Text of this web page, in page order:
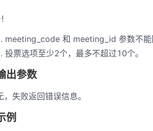
meeting_code 和 meeting_id 参数不能
投票选项至少2个，最多不超过10个。
出参数
，失败返回错误信息。
例